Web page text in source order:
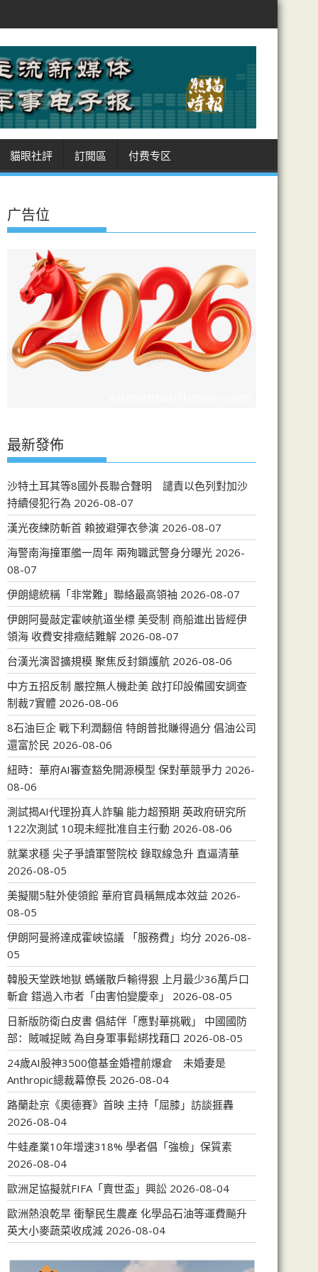
貓眼社評 訂閲區 付费专区
广告位
最新發佈
沙特土耳其等8國外長聯合聲明 譴責以色列對加沙
持續侵犯行為 2026-08-07
漢光夜練防斬首 賴披避彈衣參演 2026-08-07
海警南海撞軍艦一周年 兩殉職武警身分曝光 2026-
08-07
伊朗總統稱「非常難」聯絡最高領袖 2026-08-07
伊朗阿曼敲定霍峽航道坐標 美受制 商船進出皆經伊
領海 收費安排癥結難解 2026-08-07
台漢光演習擴規模 聚焦反封鎖護航 2026-08-06
中方五招反制 嚴控無人機赴美 啟打印設備國安調查
制裁7實體 2026-08-06
8石油巨企 戰下利潤翻倍 特朗普批賺得過分 倡油公司
還富於民 2026-08-06
紐時：華府AI審查豁免開源模型 保對華競爭力 2026-
08-06
測試揭AI代理扮真人詐騙 能力超預期 英政府研究所
122次測試 10現未經批准自主行動 2026-08-06
就業求穩 尖子爭讀軍警院校 錄取線急升 直逼清華
2026-08-05
美擬關5駐外使領館 華府官員稱無成本效益 2026-
08-05
伊朗阿曼將達成霍峽協議 「服務費」均分 2026-08-
05
韓股天堂跌地獄 螞蟻散戶輸得狠 上月最少36萬戶口
斬倉 錯過入市者「由害怕變慶幸」
2026-08-05
日新版防衛白皮書 倡結伴「應對華挑戰」 中國國防
部：賊喊捉賊 為自身軍事鬆綁找藉口 2026-08-05
24歲AI股神3500億基金婚禮前爆倉 未婚妻是
Anthropic總裁幕僚長 2026-08-04
路蘭赴京《奧德賽》首映 主持「屈膝」訪談捱轟
2026-08-04
牛蛙產業10年增速318% 學者倡「強檢」保質素
2026-08-04
歐洲足協擬就FIFA「賣世盃」興訟 2026-08-04
歐洲熱浪乾旱 衝擊民生農產 化學品石油等運費飈升
英大小麥蔬菜收成減 2026-08-04